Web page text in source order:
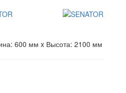
600 мм x Высота: 2100 мм